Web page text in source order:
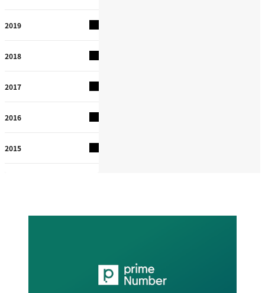
2019
2018
2017
2016
2015